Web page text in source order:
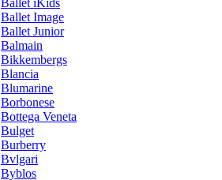
Ballet iKids
Ballet Image
Ballet Junior
Balmain
Bikkembergs
Blancia
Blumarine
Borbonese
Bottega Veneta
Bulget
Burberry
Bvlgari
Byblos